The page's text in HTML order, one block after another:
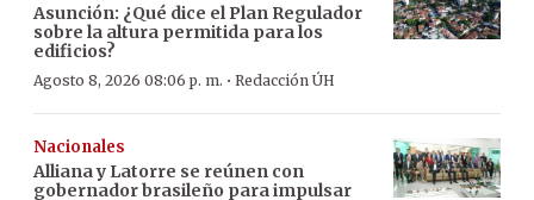
Asunción: ¿Qué dice el Plan Regulador
sobre la altura permitida para los
edificios?
Agosto 8, 2026 08:06 p. m. · Redacción ÚH
Nacionales
Alliana y Latorre se reúnen con
gobernador brasileño para impulsar